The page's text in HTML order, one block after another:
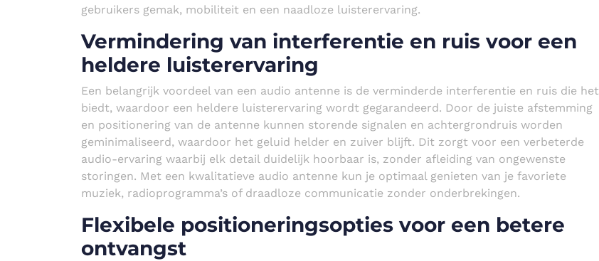
gebruikers gemak, mobiliteit en een naadloze luisterervaring.
Vermindering van interferentie en ruis voor een
heldere luisterervaring
Een belangrijk voordeel van een audio antenne is de verminderde interferentie en ruis die het
biedt, waardoor een heldere luisterervaring wordt gegarandeerd. Door de juiste afstemming
en positionering van de antenne kunnen storende signalen en achtergrondruis worden
geminimaliseerd, waardoor het geluid helder en zuiver blijft. Dit zorgt voor een verbeterde
audio-ervaring waarbij elk detail duidelijk hoorbaar is, zonder afleiding van ongewenste
storingen. Met een kwalitatieve audio antenne kun je optimaal genieten van je favoriete
muziek, radioprogramma’s of draadloze communicatie zonder onderbrekingen.
Flexibele positioneringsopties voor een betere
ontvangst